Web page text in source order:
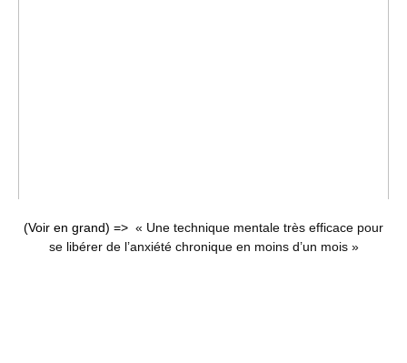
(Voir en grand) => « Une technique mentale très efficace pour
se libérer de l’anxiété chronique en moins d’un mois »